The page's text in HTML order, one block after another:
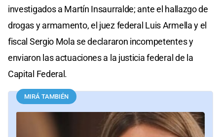
investigados a Martín Insaurralde; ante el hallazgo de
drogas y armamento, el juez federal Luis Armella y el
fiscal Sergio Mola se declararon incompetentes y
enviaron las actuaciones a la justicia federal de la
Capital Federal.
MIRÁ TAMBIÉN